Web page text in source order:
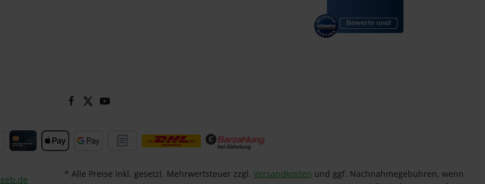
* Alle Preise inkl. gesetzl. Mehrwertsteuer zzgl. Versandkosten und ggf. Nachnahmegebühren, wenn